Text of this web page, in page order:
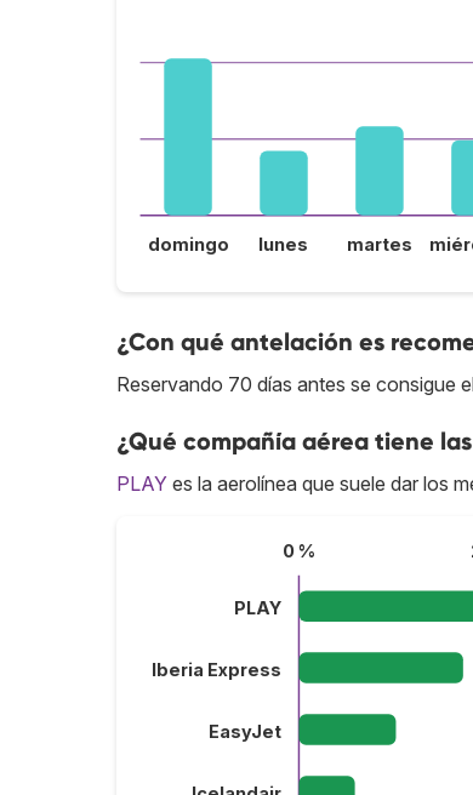
domingo lunes martes
¿Con qué antelación es
Reservando 70 días antes se consigue
¿Qué compañía aérea tiene
PLAY es la aerolínea que suele dar los
0 %
PLAY
Iberia Express
EasyJet